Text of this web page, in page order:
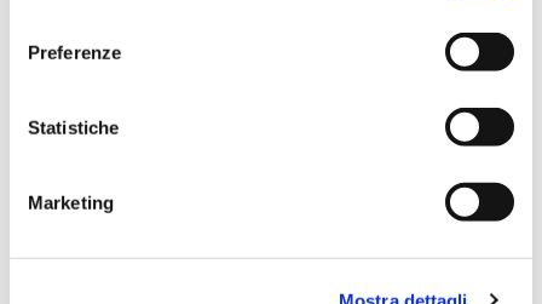
Preferenze
Statistiche
Marketing